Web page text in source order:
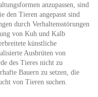
anzupassen, sind
den Tieren angepasst sind
durch Verhaltensstörungen
von Kuh und Kalb
künstliche
Ausbrüten von
des Tieres nicht zu
Bauern zu setzen, die
von Tieren suchen.